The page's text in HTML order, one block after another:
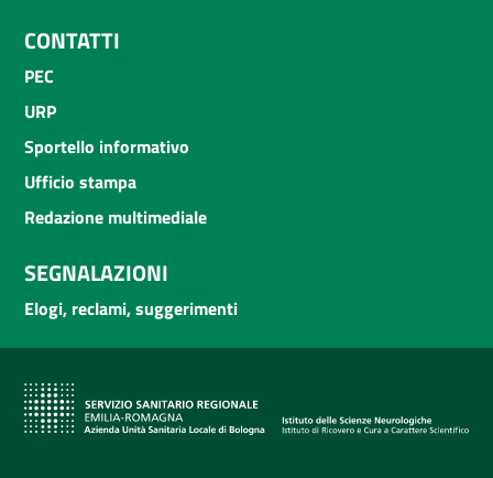
CONTATTI
PEC
URP
Sportello informativo
Ufficio stampa
Redazione multimediale
SEGNALAZIONI
Elogi, reclami, suggerimenti